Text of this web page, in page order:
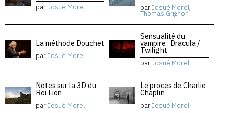
parJosué Morel parJosué Morel,
Thomas Grignon
La méthode Douchet
parJosué Morel
Sensualité du
vampire : Dracula /
Twilight
parJosué Morel
Notes sur la 3D du
Roi Lion
parJosué Morel
Le procès de Charlie
Chaplin
parJosué Morel